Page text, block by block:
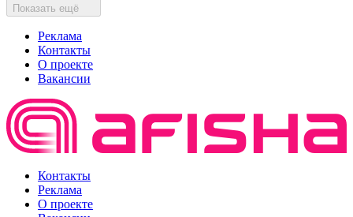
Показать ещё
Реклама
Контакты
О проекте
Вакансии
Контакты
Реклама
О проекте